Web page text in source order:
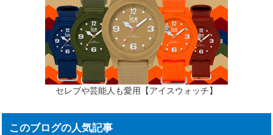
セレブや芸能人も愛用【アイスウォッチ】
このブログの人気記事